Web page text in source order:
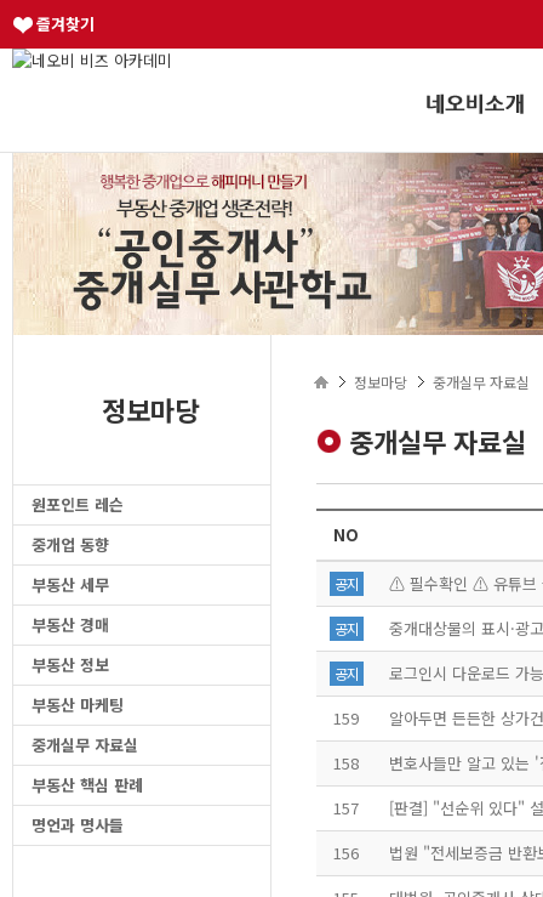
즐겨찾기
정보마당
원포인트 레슨
중개업 동향
부동산 세무
부동산 경매
부동산 정보
부동산 마케팅
중개실무 자료실
부동산 핵심 판례
명언과 명사들
정보마당 중개실무 자료실
중개실무 자료실
NO
공지 ⚠ 필수확인 ⚠ 유튜브
공지 중개대상물의 표시·광
공지
로그인시 다운로드 가
159
알아두면 든든한 상가
158
157
[판결] "선순위 있다"
156